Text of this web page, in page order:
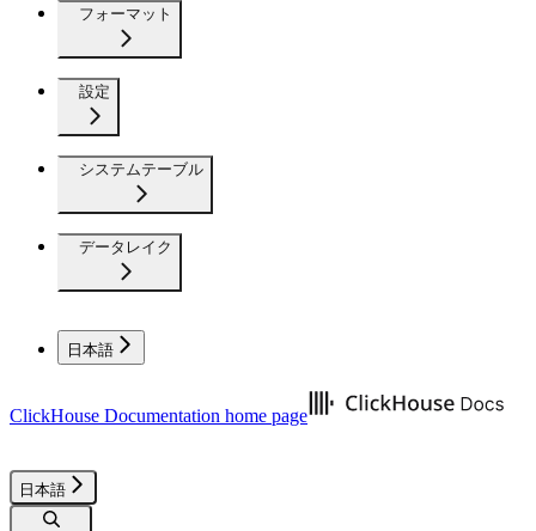
フォーマット
設定
システムテーブル
データレイク
日本語
ClickHouse Documentation home page
日本語